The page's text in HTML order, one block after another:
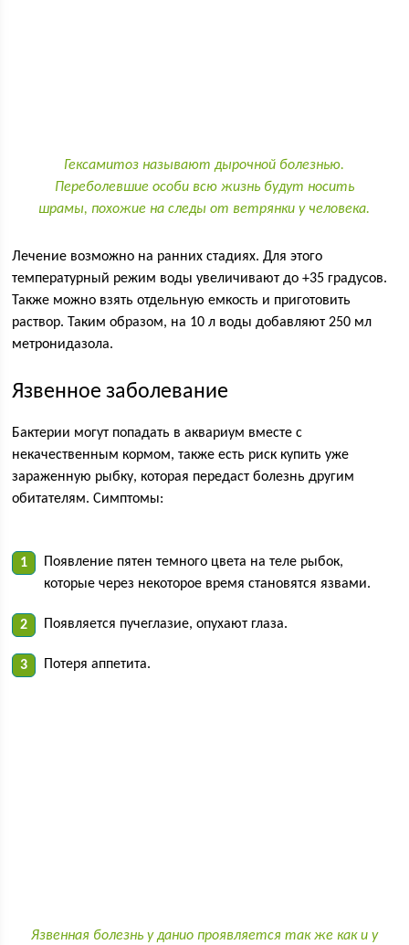
Гексамитоз называют дырочной болезнью.
Переболевшие особи всю жизнь будут носить
шрамы, похожие на следы от ветрянки у человека.
Лечение возможно на ранних стадиях. Для этого
температурный режим воды увеличивают до +35 градусов.
Также можно взять отдельную емкость и приготовить
раствор. Таким образом, на 10 л воды добавляют 250 мл
метронидазола.
Язвенное заболевание
Бактерии могут попадать в аквариум вместе с
некачественным кормом, также есть риск купить уже
зараженную рыбку, которая передаст болезнь другим
обитателям. Симптомы:
Появление пятен темного цвета на теле рыбок,
которые через некоторое время становятся язвами.
Появляется пучеглазие, опухают глаза.
Потеря аппетита.
Язвенная болезнь у данио проявляется так же как и у